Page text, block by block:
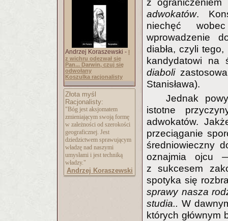
Andrzej Koraszewski - I
z wichru odezwał się
Pan... Darwin, czuj się
odwołany
Koszulka racjonalisty
Złota myśl
Racjonalisty:
"Bóg jest aksjomatem
zmieniającym swoją formę
w zależności od szerokości
geograficznej. Jest
dziedzictwem sprawującym
władzę nad naszymi
umysłami i jest techniką
władzy."
Andrzej Koraszewski
z
adwokatów.
niechęć
wprowadzenie
diabła, czyli
kandydatowi na
diaboli
Stanisława).
Jednak
istotne
adwokatów.
przeciąganie
średniowieczny
oznajmia ojcu
z sukcesem
spotyka się
sprawy nasza
studia.. W
których głównym